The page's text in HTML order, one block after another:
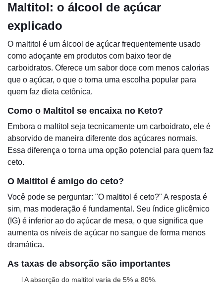
Maltitol: o álcool de açúcar
explicado
O maltitol é um álcool de açúcar frequentemente usado
como adoçante em produtos com baixo teor de
carboidratos. Oferece um sabor doce com menos calorias
que o açúcar, o que o torna uma escolha popular para
quem faz dieta cetônica.
Como o Maltitol se encaixa no Keto?
Embora o maltitol seja tecnicamente um carboidrato, ele é
absorvido de maneira diferente dos açúcares normais.
Essa diferença o torna uma opção potencial para quem faz
ceto.
O Maltitol é amigo do ceto?
Você pode se perguntar: "O maltitol é ceto?" A resposta é
sim, mas moderação é fundamental. Seu índice glicêmico
(IG) é inferior ao do açúcar de mesa, o que significa que
aumenta os níveis de açúcar no sangue de forma menos
dramática.
As taxas de absorção são importantes
l A absorção do maltitol varia de 5% a 80%.